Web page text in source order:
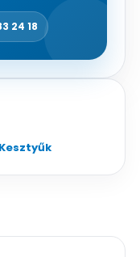
24 18
Kesztyűk